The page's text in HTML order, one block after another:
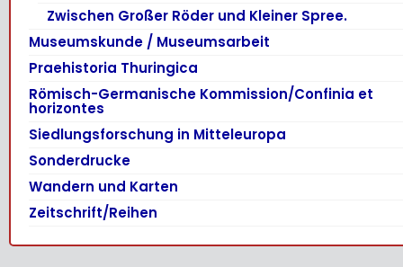
Zwischen Großer Röder und Kleiner Spree.
Museumskunde / Museumsarbeit
Praehistoria Thuringica
Römisch-Germanische Kommission/Confinia et
horizontes
Siedlungsforschung in Mitteleuropa
Sonderdrucke
Wandern und Karten
Zeitschrift/Reihen